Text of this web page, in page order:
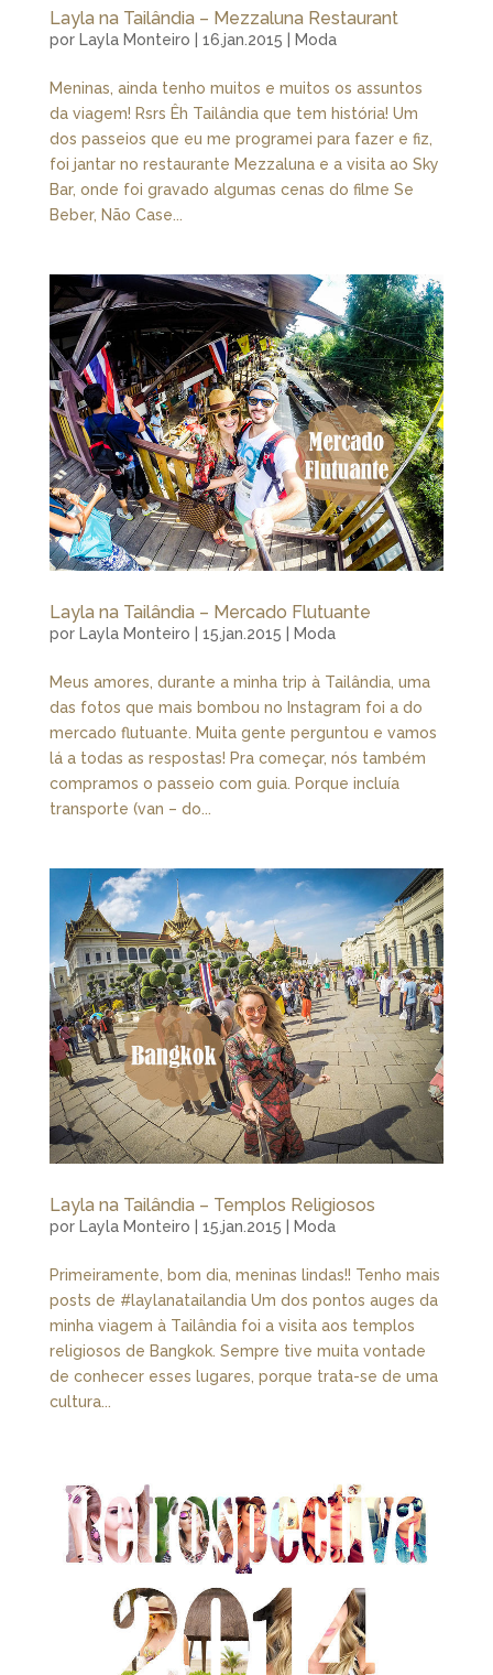
Layla na Tailândia – Mezzaluna Restaurant
por Layla Monteiro 16.jan.2015 Moda
Meninas, ainda tenho muitos e muitos os assuntos
da viagem! Rsrs Êh Tailândia que tem história! Um
dos passeios que eu me programei para fazer e fiz,
foi jantar no restaurante Mezzaluna e a visita ao Sky
Bar, onde foi gravado algumas cenas do filme Se
Beber, Não Case...
Layla na Tailândia – Mercado Flutuante
por Layla Monteiro | 15.jan.2015 | Moda
Meus amores, durante a minha trip à Tailândia, uma
das fotos que mais bombou no Instagram foi a do
mercado flutuante. Muita gente perguntou e vamos
lá a todas as respostas! Pra começar, nós também
compramos o passeio com guia. Porque incluía
transporte (van – do...
Layla na Tailândia – Templos Religiosos
por Layla Monteiro 15.jan.2015 Moda
Primeiramente, bom dia, meninas lindas!! Tenho mais
posts de #laylanatailandia Um dos pontos auges da
minha viagem à Tailândia foi a visita aos templos
religiosos de Bangkok. Sempre tive muita vontade
de conhecer esses lugares, porque trata-se de uma
cultura...